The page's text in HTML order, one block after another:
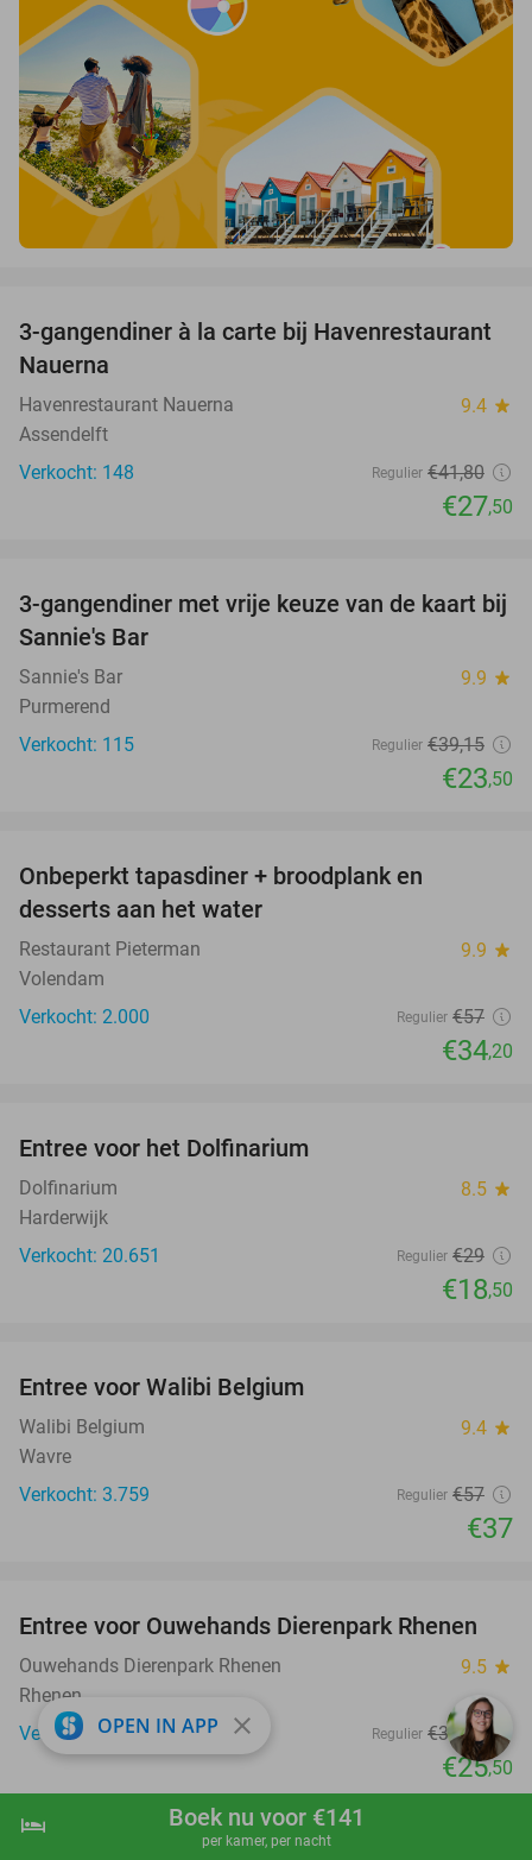
shopping_cart Boek nu
hotel Boek nu voor €141
per kamer, per nacht
34%
3-gangendiner à la carte bij Havenrestaurant
Nauerna
Havenrestaurant Nauerna 9.4 star
Assendelft
Verkocht: 148
Regulier €41,80
€27,50
40%
3-gangendiner met vrije keuze van de kaart bij
Sannie's Bar
Sannie's Bar 9.9 star
Purmerend
Verkocht: 115
Regulier €39,15
€23,50
SOLD
OUT
Onbeperkt tapasdiner + broodplank en
desserts aan het water
Restaurant Pieterman 9.9 star
Volendam
Verkocht: 2.000
Regulier €57
€34,20
Entree voor het Dolfinarium
Dolfinarium 8.5 star
Harderwijk
Verkocht: 20.651
Regulier €29
€18,50
Entree voor Walibi Belgium
Walibi Belgium 9.4 star
Wavre
Verkocht: 3.759
Regulier €57
€37
19%
Entree voor Ouwehands Dierenpark Rhenen
Ouwehands Dierenpark Rhenen 9.5 star
Rhenen
Verkocht: 3.372
Regulier €31,50
€25,50
OPEN IN APP close